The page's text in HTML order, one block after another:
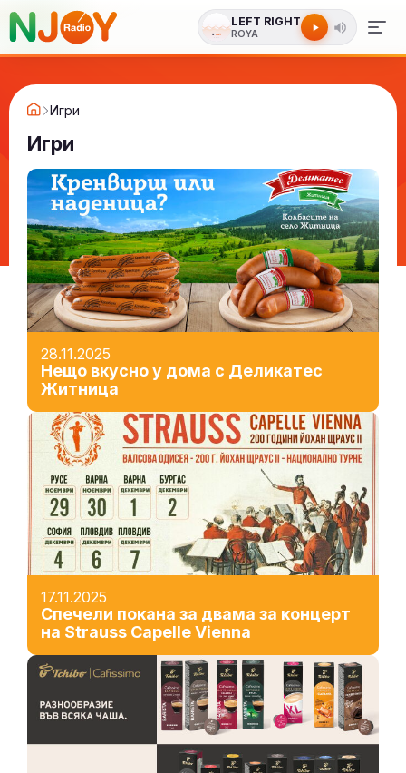
LEFT RIGHT
ROYA
Игри
Игри
28.11.2025
Нещо вкусно у дома с Деликатес
Житница
17.11.2025
Спечели покана за двама за концерт
на Strauss Capelle Vienna